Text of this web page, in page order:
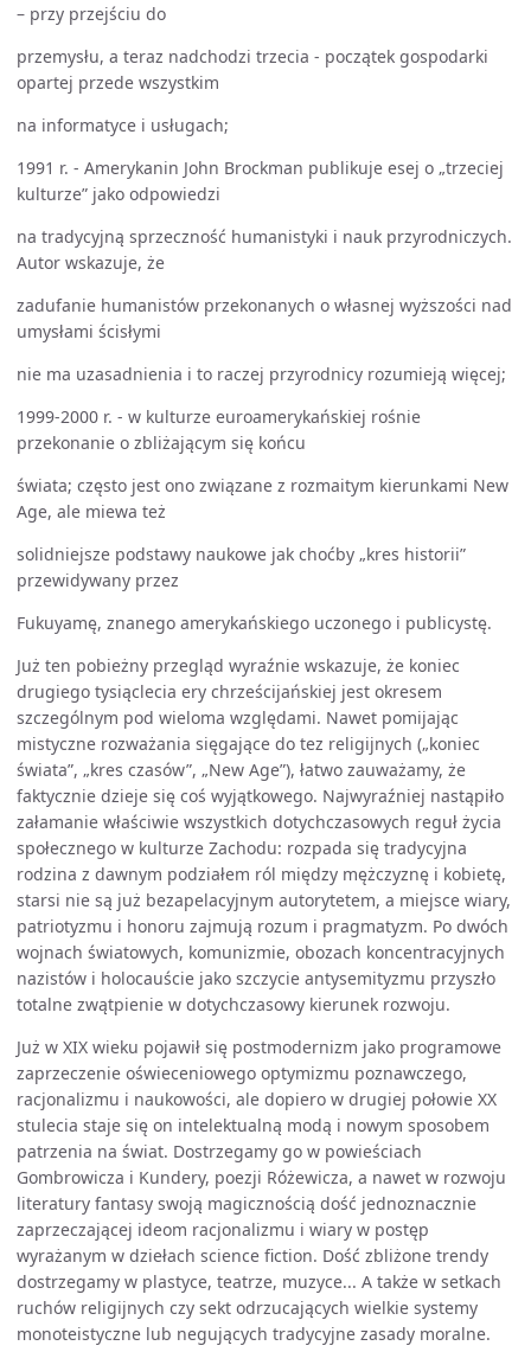
– przy przejściu do
przemysłu, a teraz nadchodzi trzecia - początek gospodarki
opartej przede wszystkim
na informatyce i usługach;
1991 r. - Amerykanin John Brockman publikuje esej o „trzeciej
kulturze” jako odpowiedzi
na tradycyjną sprzeczność humanistyki i nauk przyrodniczych.
Autor wskazuje, że
zadufanie humanistów przekonanych o własnej wyższości nad
umysłami ścisłymi
nie ma uzasadnienia i to raczej przyrodnicy rozumieją więcej;
1999-2000 r. - w kulturze euroamerykańskiej rośnie
przekonanie o zbliżającym się końcu
świata; często jest ono związane z rozmaitym kierunkami New
Age, ale miewa też
solidniejsze podstawy naukowe jak choćby „kres historii”
przewidywany przez
Fukuyamę, znanego amerykańskiego uczonego i publicystę.
Już ten pobieżny przegląd wyraźnie wskazuje, że koniec
drugiego tysiąclecia ery chrześcijańskiej jest okresem
szczególnym pod wieloma względami. Nawet pomijając
mistyczne rozważania sięgające do tez religijnych („koniec
świata”, „kres czasów”, „New Age”), łatwo zauważamy, że
faktycznie dzieje się coś wyjątkowego. Najwyraźniej nastąpiło
załamanie właściwie wszystkich dotychczasowych reguł życia
społecznego w kulturze Zachodu: rozpada się tradycyjna
rodzina z dawnym podziałem ról między mężczyznę i kobietę,
starsi nie są już bezapelacyjnym autorytetem, a miejsce wiary,
patriotyzmu i honoru zajmują rozum i pragmatyzm. Po dwóch
wojnach światowych, komunizmie, obozach koncentracyjnych
nazistów i holocauście jako szczycie antysemityzmu przyszło
totalne zwątpienie w dotychczasowy kierunek rozwoju.
Już w XIX wieku pojawił się postmodernizm jako programowe
zaprzeczenie oświeceniowego optymizmu poznawczego,
racjonalizmu i naukowości, ale dopiero w drugiej połowie XX
stulecia staje się on intelektualną modą i nowym sposobem
patrzenia na świat. Dostrzegamy go w powieściach
Gombrowicza i Kundery, poezji Różewicza, a nawet w rozwoju
literatury fantasy swoją magicznością dość jednoznacznie
zaprzeczającej ideom racjonalizmu i wiary w postęp
wyrażanym w dziełach science fiction. Dość zbliżone trendy
dostrzegamy w plastyce, teatrze, muzyce... A także w setkach
ruchów religijnych czy sekt odrzucających wielkie systemy
monoteistyczne lub negujących tradycyjne zasady moralne.